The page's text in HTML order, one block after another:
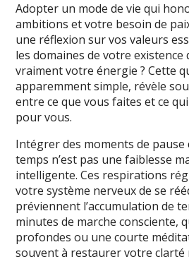
Adopter un mode de vie qui
ambitions et votre besoin de
une réflexion sur vos valeurs
les domaines de votre
vraiment votre énergie ? Cette
apparemment simple, révèle
entre ce que vous faites et ce
pour vous.
Intégrer des moments de
temps n’est pas une faiblesse
intelligente. Ces respirations
votre système nerveux de se
préviennent l’accumulation de
minutes de marche consciente,
profondes ou une courte
souvent à restaurer votre clarté